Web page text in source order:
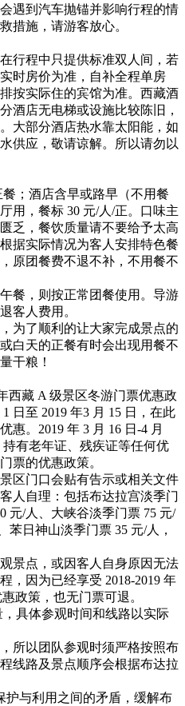
遇到汽车抛锚并影响行程的情
措施，请游客放心。
行程中只提供标准双人间，若
时房价为准，自补全程单房
按实际住的宾馆为准。西藏酒
酒店无电梯或设施比较陈旧，
大部分酒店热水靠太阳能，如
供应，敬请谅解。所以请勿以
；酒店含早或路早（不用餐
用，餐标 30 元/人/正。口味主
乏，餐饮质量请不要给予太高
据实际情况为客人安排特色餐
原团餐费不退不补，不用餐不
餐，则按正常团餐使用。导游
客人费用。
为了顺利的让大家完成景点的
白天的正餐有时会出现用餐不
干粮！
西藏 A 级景区冬游门票优惠政
日至 2019 年3 月 15 日，在此
惠。2019 年 3 月 16 日-4 月
有老年证、残疾证等任何优
票的优惠政策。
区门口会贴有告示或相关文件
人自理：包括布达拉宫淡季门
元/人、大峡谷淡季门票 75 元/
苯日神山淡季门票 35 元/人，
景点，或因客人自身原因无法
，因为已经享受 2018-2019 年
政策，也无门票可退。
具体参观时间和线路以实际
所以团队参观时须严格按照布
线路及景点顺序会根据布达拉
护与利用之间的矛盾，缓解布